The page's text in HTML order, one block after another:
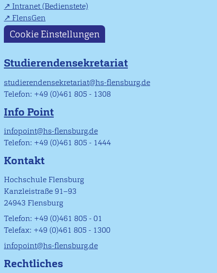
Intranet (Bedienstete)
FlensGen
Cookie Einstellungen
Studierendensekretariat
studierendensekretariat@hs-flensburg.de
Telefon: +49 (0)461 805 - 1308
Info Point
infopoint@hs-flensburg.de
Telefon: +49 (0)461 805 - 1444
Kontakt
Hochschule Flensburg
Kanzleistraße 91–93
24943 Flensburg
Telefon: +49 (0)461 805 - 01
Telefax: +49 (0)461 805 - 1300
infopoint@hs-flensburg.de
Rechtliches